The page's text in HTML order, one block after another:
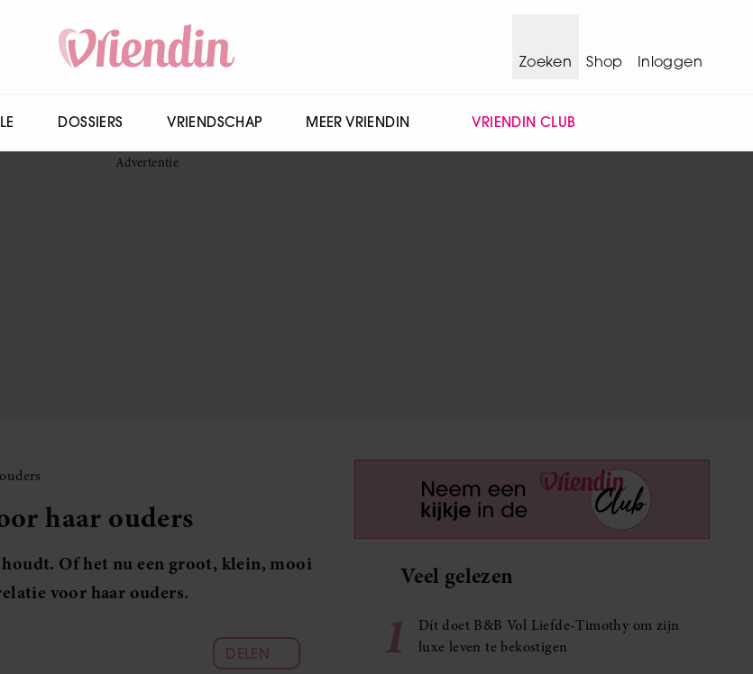
Zoeken
Shop Inloggen
DOSSIERS VRIENDSCHAP MEER VRIENDIN VRIENDIN CLUB
haar ouders
Of het nu een groot, klein, mooi
voor haar ouders.
DELEN
Veel gelezen
1
Dít doet B&B Vol Liefde-Timothy om zijn
luxe leven te bekostigen